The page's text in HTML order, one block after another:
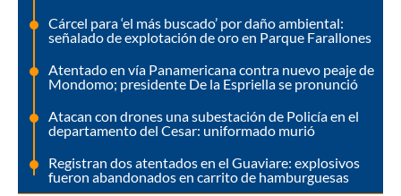
Cárcel para ‘el más buscado’ por daño ambiental:
señalado de explotación de oro en Parque Farallones
Atentado en vía Panamericana contra nuevo peaje de
Mondomo; presidente De la Espriella se pronunció
Atacan con drones una subestación de Policía en el
departamento del Cesar: uniformado murió
Registran dos atentados en el Guaviare: explosivos
fueron abandonados en carrito de hamburguesas